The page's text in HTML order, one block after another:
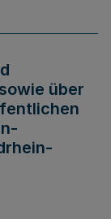
über